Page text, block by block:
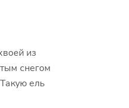
из
снегом
ель